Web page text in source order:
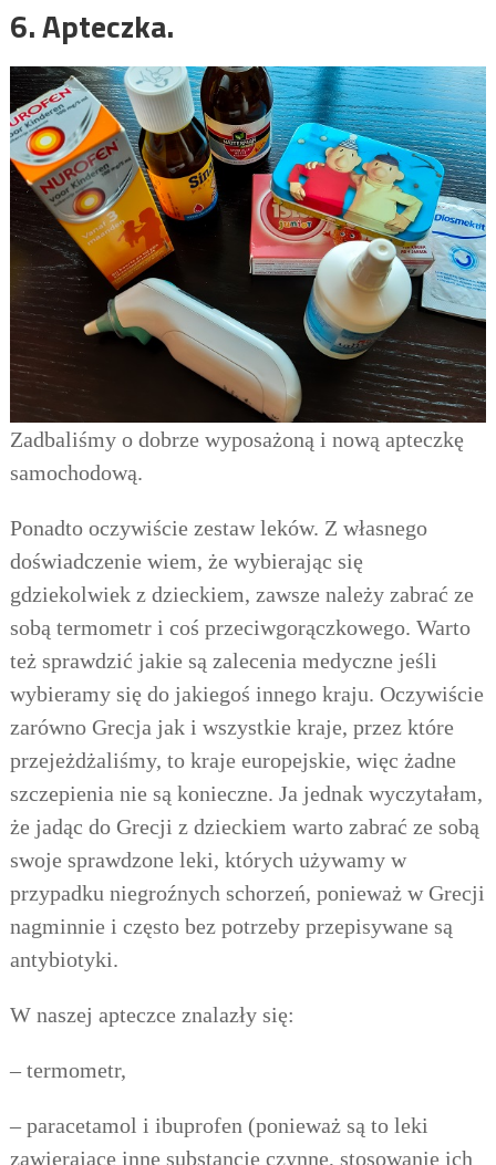
6.Apteczka.
Zadbaliśmy o dobrze wyposażoną i nową apteczkę
samochodową.
Ponadto oczywiście zestaw leków. Z własnego
doświadczenie wiem, że wybierając się
gdziekolwiek z dzieckiem, zawsze należy zabrać ze
sobą termometr i coś przeciwgorączkowego. Warto
też sprawdzić jakie są zalecenia medyczne jeśli
wybieramy się do jakiegoś innego kraju. Oczywiście
zarówno Grecja jak i wszystkie kraje, przez które
przejeżdżaliśmy, to kraje europejskie, więc żadne
szczepienia nie są konieczne. Ja jednak wyczytałam,
że jadąc do Grecji z dzieckiem warto zabrać ze sobą
swoje sprawdzone leki, których używamy w
przypadku niegroźnych schorzeń, ponieważ w Grecji
nagminnie i często bez potrzeby przepisywane są
antybiotyki.
W naszej apteczce znalazły się:
– termometr,
– paracetamol i ibuprofen (ponieważ są to leki
zawierające inne substancje czynne, stosowanie ich